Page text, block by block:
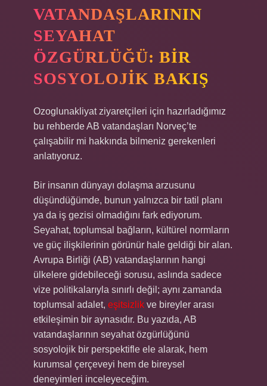
VATANDAŞLARININ
SEYAHAT
ÖZGÜRLÜĞÜ: BIR
SOSYOLOJIK BAKIŞ
Ozoglunakliyat ziyaretçileri için hazırladığımız
bu rehberde AB vatandaşları Norveç’te
çalışabilir mi hakkında bilmeniz gerekenleri
anlatıyoruz.
Bir insanın dünyayı dolaşma arzusunu
düşündüğümde, bunun yalnızca bir tatil planı
ya da iş gezisi olmadığını fark ediyorum.
Seyahat, toplumsal bağların, kültürel normların
ve güç ilişkilerinin görünür hale geldiği bir alan.
Avrupa Birliği (AB) vatandaşlarının hangi
ülkelere gidebileceği sorusu, aslında sadece
vize politikalarıyla sınırlı değil; aynı zamanda
toplumsal adalet, eşitsizlik ve bireyler arası
etkileşimin bir aynasıdır. Bu yazıda, AB
vatandaşlarının seyahat özgürlüğünü
sosyolojik bir perspektifle ele alarak, hem
kurumsal çerçeveyi hem de bireysel
deneyimleri inceleyeceğim.